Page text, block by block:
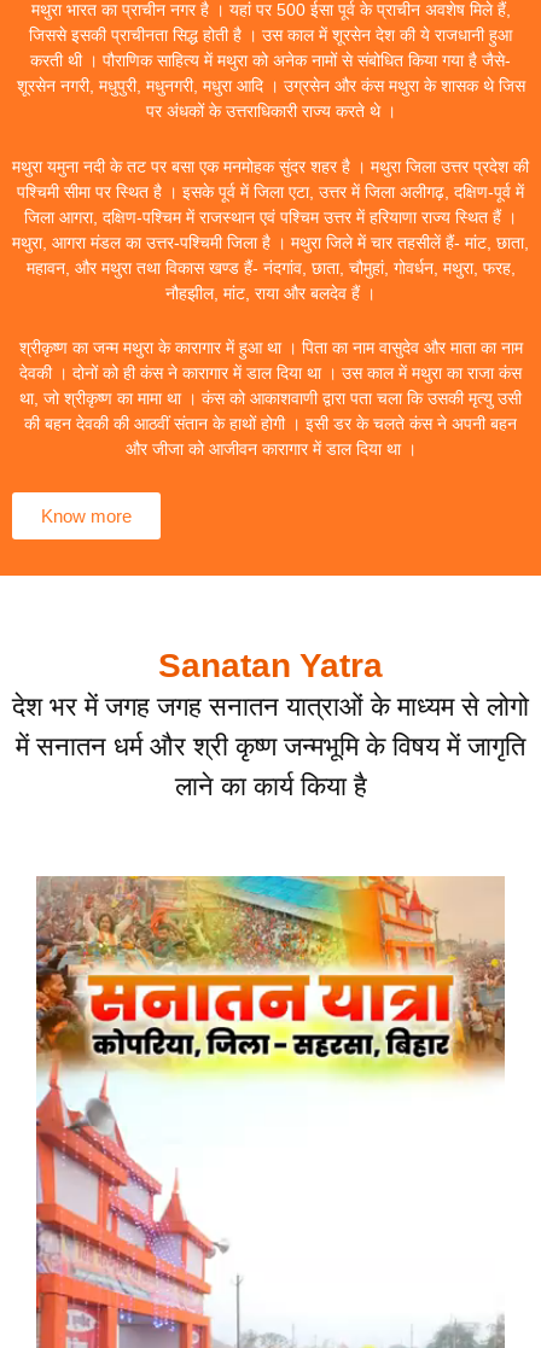
मथुरा भारत का प्राचीन नगर है । यहां पर 500 ईसा पूर्व के प्राचीन अवशेष मिले हैं,
जिससे इसकी प्राचीनता सिद्ध होती है । उस काल में शूरसेन देश की ये राजधानी हुआ
करती थी । पौराणिक साहित्य में मथुरा को अनेक नामों से संबोधित किया गया है जैसे-
शूरसेन नगरी, मधुपुरी, मधुनगरी, मधुरा आदि । उग्रसेन और कंस मथुरा के शासक थे जिस
पर अंधकों के उत्तराधिकारी राज्य करते थे ।
मथुरा यमुना नदी के तट पर बसा एक मनमोहक सुंदर शहर है । मथुरा जिला उत्तर प्रदेश की
पश्चिमी सीमा पर स्थित है । इसके पूर्व में जिला एटा, उत्तर में जिला अलीगढ़, दक्षिण-पूर्व में
जिला आगरा, दक्षिण-पश्चिम में राजस्थान एवं पश्चिम उत्तर में हरियाणा राज्य स्थित हैं ।
मथुरा, आगरा मंडल का उत्तर-पश्चिमी जिला है । मथुरा जिले में चार तहसीलें हैं- मांट, छाता,
महावन, और मथुरा तथा विकास खण्ड हैं- नंदगांव, छाता, चौमुहां, गोवर्धन, मथुरा, फरह,
नौहझील, मांट, राया और बलदेव हैं ।
श्रीकृष्ण का जन्म मथुरा के कारागार में हुआ था । पिता का नाम वासुदेव और माता का नाम
देवकी । दोनों को ही कंस ने कारागार में डाल दिया था । उस काल में मथुरा का राजा कंस
था, जो श्रीकृष्ण का मामा था । कंस को आकाशवाणी द्वारा पता चला कि उसकी मृत्यु उसी
की बहन देवकी की आठवीं संतान के हाथों होगी । इसी डर के चलते कंस ने अपनी बहन
और जीजा को आजीवन कारागार में डाल दिया था ।
Know more
Sanatan Yatra
देश भर में जगह जगह सनातन यात्राओं के माध्यम से लोगो
में सनातन धर्म और श्री कृष्ण जन्मभूमि के विषय में जागृति
लाने का कार्य किया है